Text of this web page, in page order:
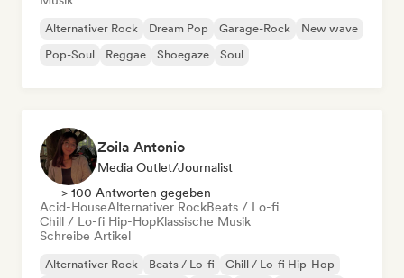
Alternativer Rock Dream Pop Garage-Rock
New wave
Pop-Soul
Reggae Shoegaze Soul
Zoila Antonio
Media Outlet/Journalist
> 100 Antworten gegeben
Acid-HouseAlternativer RockBeats / Lo-fi
Chill / Lo-fi Hip-HopKlassische Musik
Schreibe Artikel
Alternativer Rock Beats / Lo-fi
Chill / Lo-fi Hip-Hop